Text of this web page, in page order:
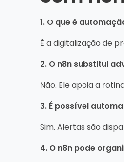
1. O que é
É a digitalização de
2. O n8n substitui
Não. Ele apoia a
3. É possível
Sim. Alertas são
4. O n8n pode